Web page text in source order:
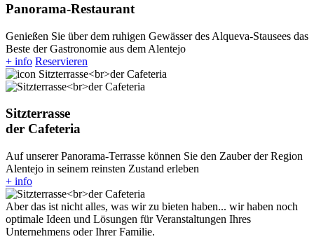
Panorama-Restaurant
Genießen Sie über dem ruhigen Gewässer des Alqueva-Stausees das
Beste der Gastronomie aus dem Alentejo
+ info Reservieren
Sitzterrasse
der Cafeteria
Auf unserer Panorama-Terrasse können Sie den Zauber der Region
Alentejo in seinem reinsten Zustand erleben
+ info
Aber das ist nicht alles, was wir zu bieten haben... wir haben noch
optimale Ideen und Lösungen für Veranstaltungen Ihres
Unternehmens oder Ihrer Familie.